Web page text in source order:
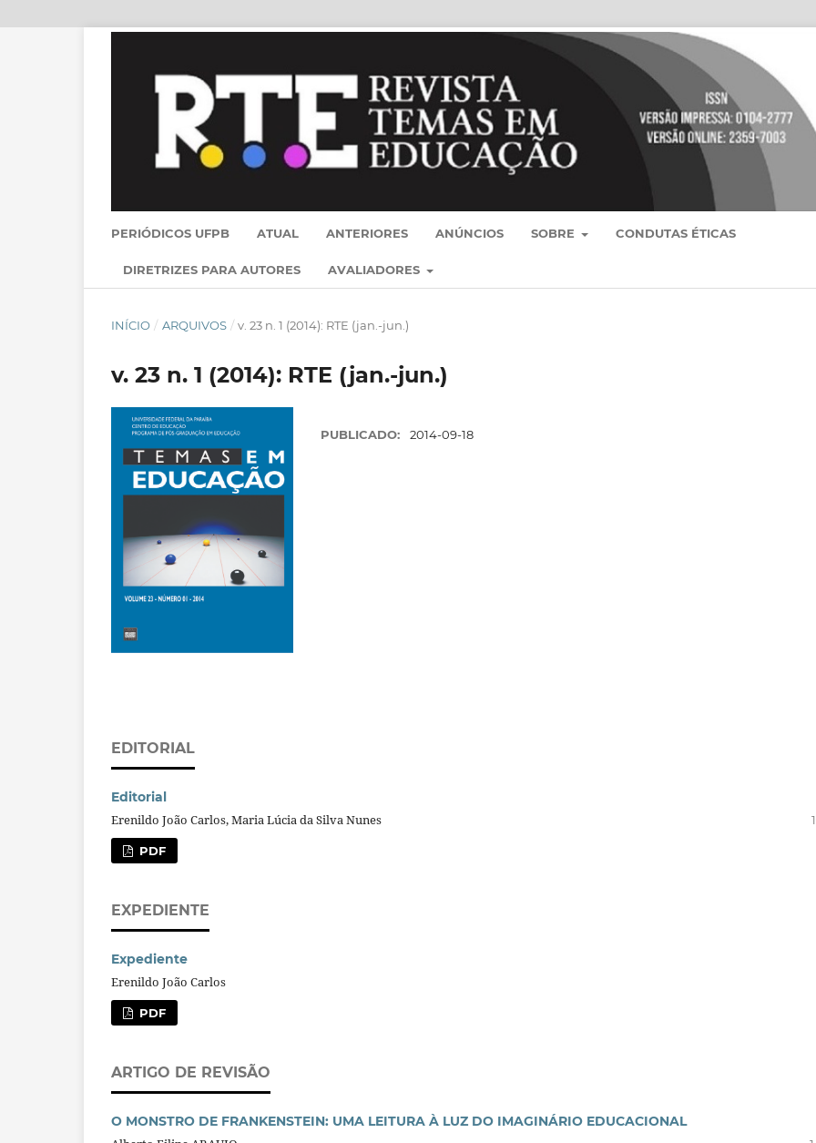
PERIÓDICOS UFPB ATUAL ANTERIORES ANÚNCIOS SOBRE CONDUTAS ÉTICAS
DIRETRIZES PARA AUTORES AVALIADORES
INÍCIO / ARQUIVOS / v. 23 n. 1 (2014): RTE (jan.-jun.)
v. 23 n. 1 (2014): RTE (jan.-jun.)
PUBLICADO: 2014-09-18
EDITORIAL
Editorial
Erenildo João Carlos, Maria Lúcia da Silva Nunes
PDF
EXPEDIENTE
Expediente
Erenildo João Carlos
PDF
ARTIGO DE REVISÃO
O MONSTRO DE FRANKENSTEIN: UMA LEITURA À LUZ DO IMAGINÁRIO EDUCACIONAL